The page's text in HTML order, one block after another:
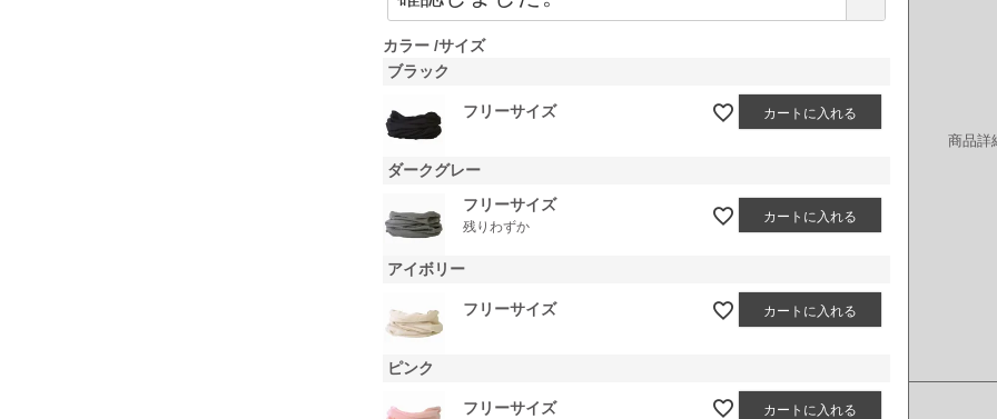
須
カラー サイズ
ブラック
フリーサイズ カートに入れる
ダークグレー
フリーサイズ
残りわずか
カートに入れる
アイボリー
フリーサイズ カートに入れる
ピンク
フリーサイズ カートに入れる
商品詳